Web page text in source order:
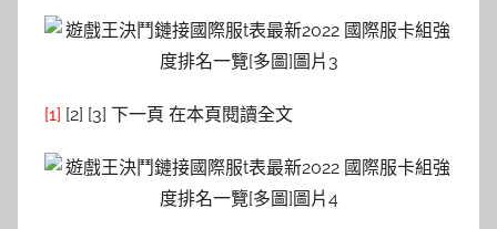
[1] [2] [3] 下一頁 在本頁閱讀全文